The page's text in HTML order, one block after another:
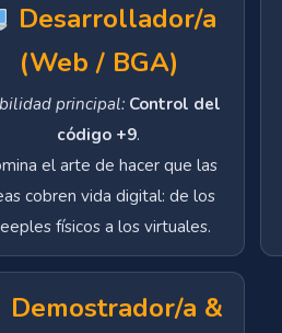
Desarrollador/a
(Web / BGA)
principal: Control del
código +9.
el arte de hacer que las
cobren vida digital: de los
físicos a los virtuales.
Demostrador/a &